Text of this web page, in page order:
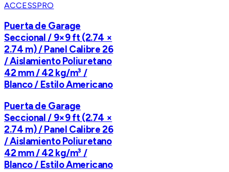
ACCESSPRO
Puerta de Garage
Seccional / 9×9 ft (2.74 ×
2.74 m) / Panel Calibre 26
/ Aislamiento Poliuretano
42 mm / 42 kg/m³ /
Blanco / Estilo Americano
Puerta de Garage
Seccional / 9×9 ft (2.74 ×
2.74 m) / Panel Calibre 26
/ Aislamiento Poliuretano
42 mm / 42 kg/m³ /
Blanco / Estilo Americano